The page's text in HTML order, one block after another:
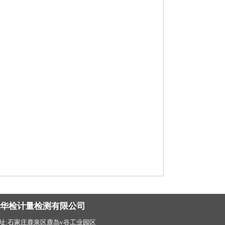
检计量检测有限公司
:石家庄鹿泉区鹿岛v谷工业园区